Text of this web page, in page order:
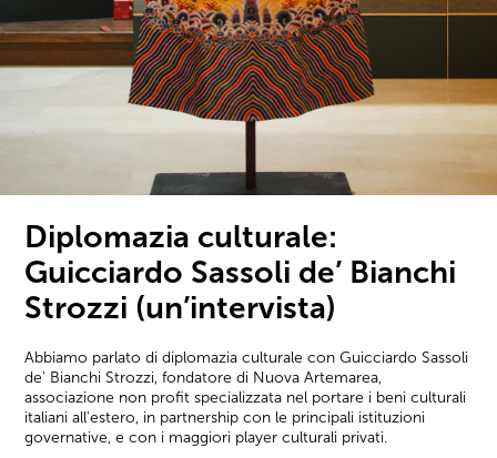
Diplomazia culturale:
Guicciardo Sassoli de’ Bianchi
Strozzi (un’intervista)
Abbiamo parlato di diplomazia culturale con Guicciardo Sassoli
de' Bianchi Strozzi, fondatore di Nuova Artemarea,
associazione non profit specializzata nel portare i beni culturali
italiani all'estero, in partnership con le principali istituzioni
governative, e con i maggiori player culturali privati.